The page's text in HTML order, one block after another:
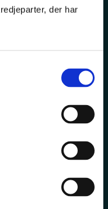
der har